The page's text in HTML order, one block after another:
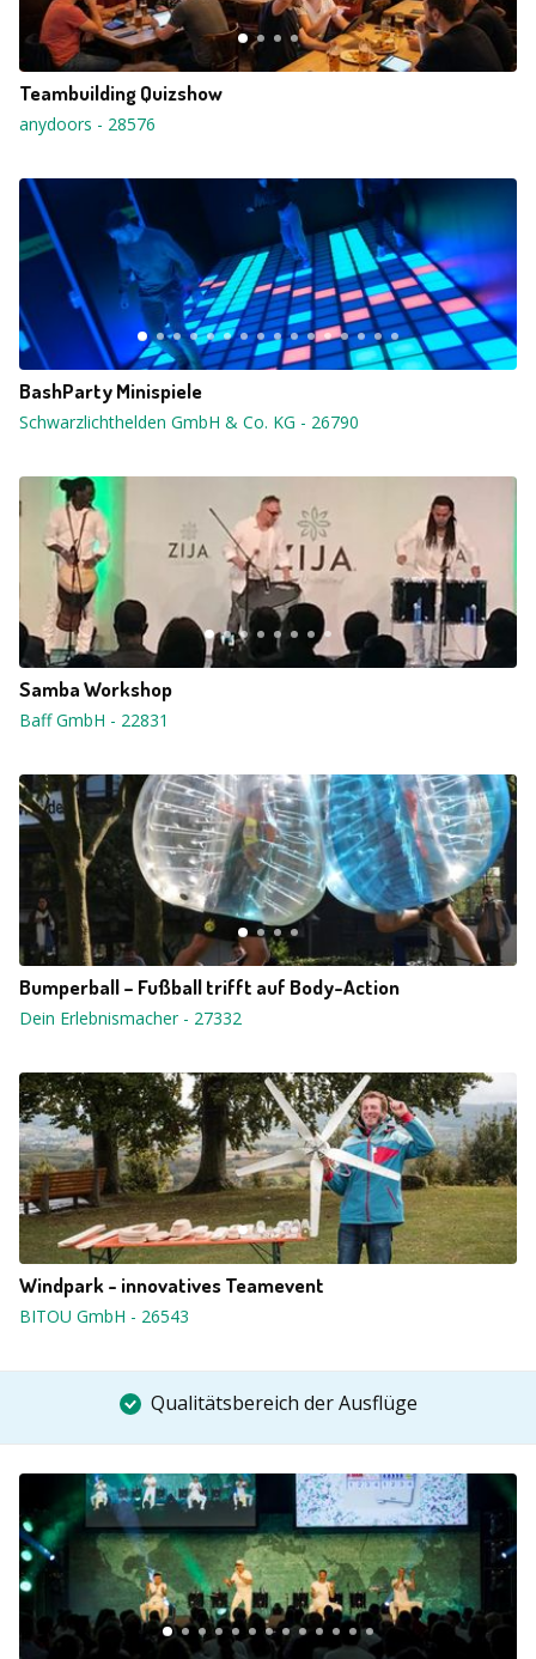
Teambuilding Quizshow
anydoors - 28576
BashParty Minispiele
Schwarzlichthelden GmbH & Co. KG - 26790
Samba Workshop
Baff GmbH - 22831
Bumperball – Fußball trifft auf Body-Action
Dein Erlebnismacher- 27332
Windpark - innovatives Teamevent
BITOU GmbH - 26543
Qualitätsbereich der Ausflüge